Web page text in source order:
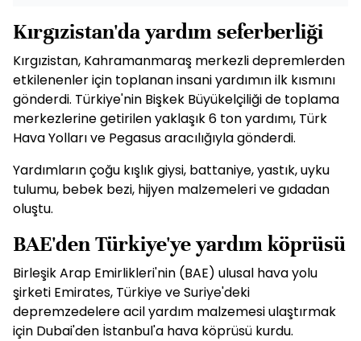
Kırgızistan'da yardım seferberliği
Kırgızistan, Kahramanmaraş merkezli depremlerden
etkilenenler için toplanan insani yardımın ilk kısmını
gönderdi. Türkiye'nin Bişkek Büyükelçiliği de toplama
merkezlerine getirilen yaklaşık 6 ton yardımı, Türk
Hava Yolları ve Pegasus aracılığıyla gönderdi.
Yardımların çoğu kışlık giysi, battaniye, yastık, uyku
tulumu, bebek bezi, hijyen malzemeleri ve gıdadan
oluştu.
BAE'den Türkiye'ye yardım köprüsü
Birleşik Arap Emirlikleri'nin (BAE) ulusal hava yolu
şirketi Emirates, Türkiye ve Suriye'deki
depremzedelere acil yardım malzemesi ulaştırmak
için Dubai'den İstanbul'a hava köprüsü kurdu.